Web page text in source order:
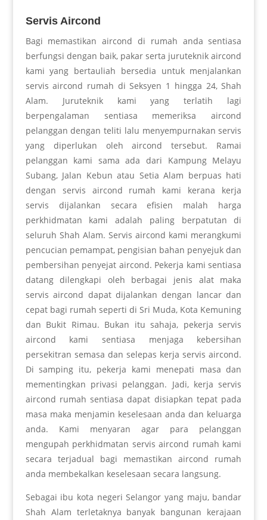
Servis Aircond
Bagi memastikan aircond di rumah anda sentiasa
berfungsi dengan baik, pakar serta juruteknik aircond
kami yang bertauliah bersedia untuk menjalankan
servis aircond rumah di Seksyen 1 hingga 24, Shah
Alam. Juruteknik kami yang terlatih lagi
berpengalaman sentiasa memeriksa aircond
pelanggan dengan teliti lalu menyempurnakan servis
yang diperlukan oleh aircond tersebut. Ramai
pelanggan kami sama ada dari Kampung Melayu
Subang, Jalan Kebun atau Setia Alam berpuas hati
dengan servis aircond rumah kami kerana kerja
servis dijalankan secara efisien malah harga
perkhidmatan kami adalah paling berpatutan di
seluruh Shah Alam. Servis aircond kami merangkumi
pencucian pemampat, pengisian bahan penyejuk dan
pembersihan penyejat aircond. Pekerja kami sentiasa
datang dilengkapi oleh berbagai jenis alat maka
servis aircond dapat dijalankan dengan lancar dan
cepat bagi rumah seperti di Sri Muda, Kota Kemuning
dan Bukit Rimau. Bukan itu sahaja, pekerja servis
aircond kami sentiasa menjaga kebersihan
persekitran semasa dan selepas kerja servis aircond.
Di samping itu, pekerja kami menepati masa dan
mementingkan privasi pelanggan. Jadi, kerja servis
aircond rumah sentiasa dapat disiapkan tepat pada
masa maka menjamin keselesaan anda dan keluarga
anda. Kami menyaran agar para pelanggan
mengupah perkhidmatan servis aircond rumah kami
secara terjadual bagi memastikan aircond rumah
anda membekalkan keselesaan secara langsung.
Sebagai ibu kota negeri Selangor yang maju, bandar
Shah Alam terletaknya banyak bangunan kerajaan